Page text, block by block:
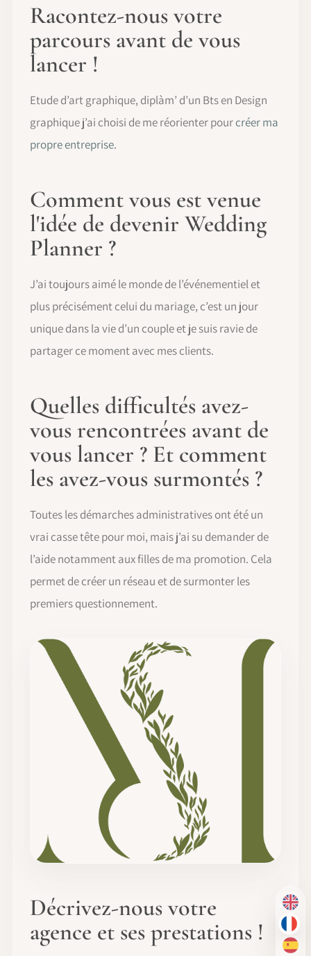
EN
FR
ES
Racontez-nous votre
parcours avant de vous
lancer !
Etude d’art graphique, diplàm’ d’un Bts en Design
graphique j’ai choisi de me réorienter pourcréer ma
propre entreprise.
Comment vous est venue
l'idée de devenir Wedding
Planner ?
J’ai toujours aimé le monde de l’événementiel et
plus précisément celui du mariage, c’est un jour
unique dans la vie d’un couple et je suis ravie de
partager ce moment avec mes clients.
Quelles difficultés avez-
vous rencontrées avant de
vous lancer ? Et comment
les avez-vous surmontés ?
Toutes les démarches administratives ont été un
vrai casse tête pour moi, mais j’ai su demander de
l’aide notamment aux filles de ma promotion. Cela
permet de créer un réseau et de surmonter les
premiers questionnement.
Décrivez-nous votre
agence et ses prestations !